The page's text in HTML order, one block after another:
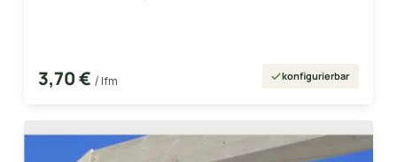
3,70 € / lfm konfigurierbar